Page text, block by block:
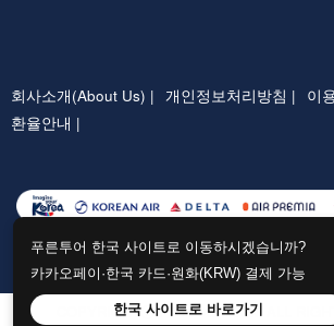
푸른투어 한국 사이트로 이동하시겠습니까?
카카오페이·한국 카드·원화(KRW) 결제 가능
한국 사이트로 바로가기
회사소개(About Us) | 개인정보처리방침 | 이
환율안내 |
COPYRIGHTⓒ PRTTOUR.COM ALL